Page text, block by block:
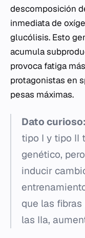
descomposición
inmediata de
glucólisis. Esto
acumula
provoca fatiga
protagonistas en
pesas máximas.
Dato curioso:
tipo I y tipo II
genético,
inducir
que las
las IIa,